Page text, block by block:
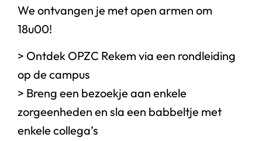
We ontvangen je met open armen om
18u00!
> Ontdek OPZC Rekem via een rondleiding
op de campus
> Breng een bezoekje aan enkele
zorgeenheden en sla een babbeltje met
enkele collega’s